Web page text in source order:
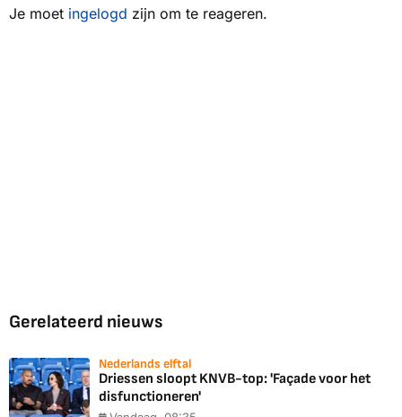
Je moet ingelogd zijn om te reageren.
Gerelateerd nieuws
Nederlands elftal
Driessen sloopt KNVB-top: 'Façade voor het
disfunctioneren'